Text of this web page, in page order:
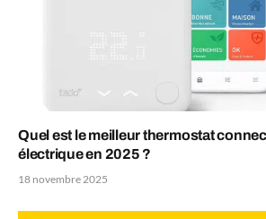
Quel est le meilleur thermostat
électrique en 2025 ?
18 novembre 2025